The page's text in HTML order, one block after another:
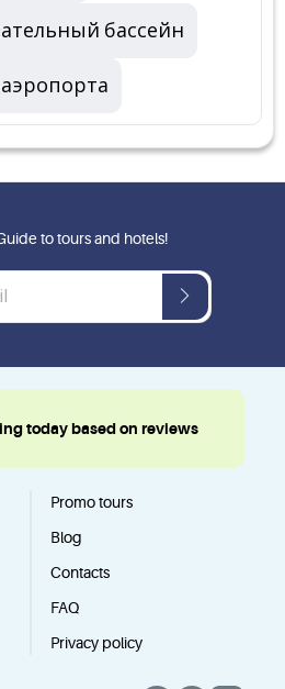
бассейн
today based on reviews
Promo tours
Blog
Contacts
FAQ
Privacy policy
to tours and hotels!